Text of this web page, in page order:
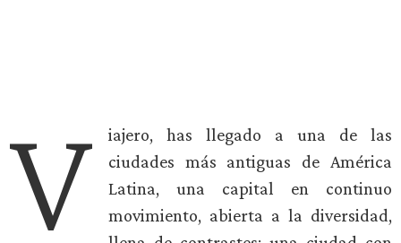
V
iajero, has llegado a una de las
ciudades más antiguas de América
Latina, una capital en continuo
movimiento, abierta a la diversidad,